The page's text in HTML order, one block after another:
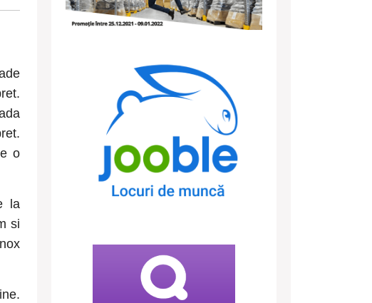
o
la
si